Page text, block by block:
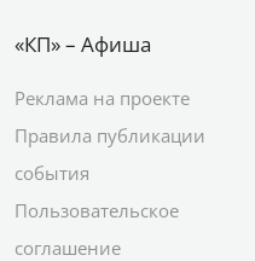
«КП» – Афиша
Реклама на проекте
Правила публикации
события
Пользовательское
соглашение